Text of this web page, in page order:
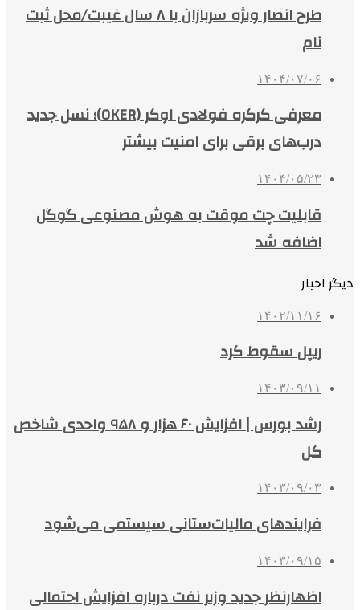
طرح انصار ویژه سربازان با ۸ سال غیبت/محل ثبت
نام
۱۴۰۴/۰۷/۰۶
معرفی کرکره فولادی اوکر (OKER)؛ نسل جدید
درب‌های برقی برای امنیت بیشتر
۱۴۰۴/۰۵/۲۳
قابلیت چت موقت به هوش مصنوعی گوگل
اضافه شد
دیگر اخبار
۱۴۰۲/۱۱/۱۶
ریپل سقوط کرد
۱۴۰۳/۰۹/۱۱
رشد بورس | افزایش ۶۰ هزار و ۹۵۸ واحدی شاخص
کل
۱۴۰۳/۰۹/۰۳
فرایندهای مالیات‌ستانی سیستمی می‌شود
۱۴۰۳/۰۹/۱۵
اظهارنظر جدید وزیر نفت درباره افزایش احتمالی